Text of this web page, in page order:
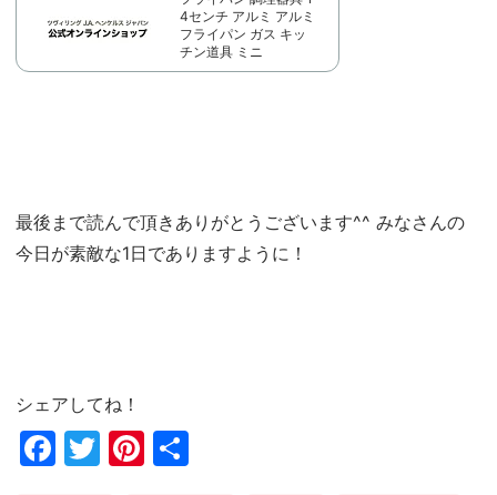
4センチ アルミ アルミ
フライパン ガス キッ
チン道具 ミニ
最後まで読んで頂きありがとうございます^^ みなさんの
今日が素敵な1日でありますように！
シェアしてね！
Fac
Twi
Pin